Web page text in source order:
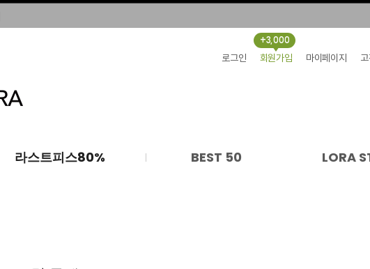
로그인 회원가입
+3,000
마이페이지
라스트피스80% BEST 50 LORA